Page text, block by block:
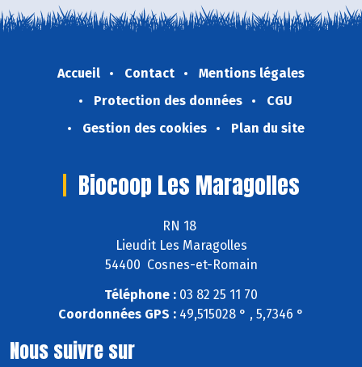
Accueil Contact
Mentions légales
Protection des données
CGU
Gestion des cookies
Plan du site
Biocoop Les Maragolles
RN 18
Lieudit Les Maragolles
54400 Cosnes-et-Romain
Téléphone : 03 82 25 11 70
Coordonnées GPS : 49,515028 ° , 5,7346 °
Nous suivre sur